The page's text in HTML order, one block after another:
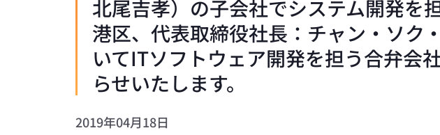
北尾吉孝）の子会社でシステム開発を
港区、代表取締役社長：チャン・ソク
いてITソフトウェア開発を担う合弁会
らせいたします。
2019年04月18日